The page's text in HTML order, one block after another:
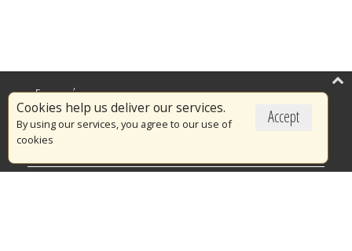
Accept
Cookies help us deliver our services.
By using our services, you agree to our use of
cookies
Επικαιρότητα
Το Πυροσβεστικό Σώμα